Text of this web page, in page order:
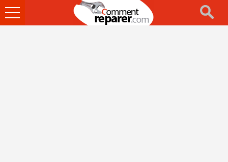
Ouvrir
le